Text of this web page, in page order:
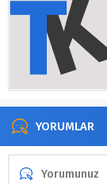
YORUMLAR